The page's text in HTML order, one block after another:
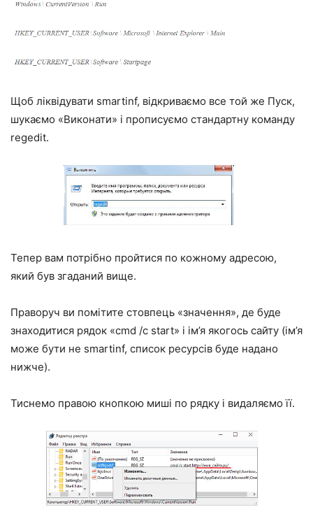
Щоб ліквідувати smartinf, відкриваємо все той же Пуск,
шукаємо «Виконати» і прописуємо стандартну команду
regedit.
Тепер вам потрібно пройтися по кожному адресою,
який був згаданий вище.
Праворуч ви помітите стовпець «значення», де буде
знаходитися рядок «cmd /c start» і ім’я якогось сайту (ім’я
може бути не smartinf, список ресурсів буде надано
нижче).
Тиснемо правою кнопкою миші по рядку і видаляємо її.